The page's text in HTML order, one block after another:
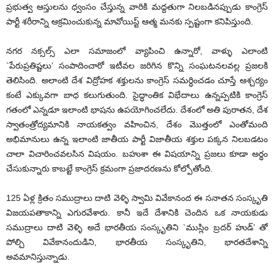
ప్రభుత్వ ఆస్తులను ధ్వంసం చేస్తున్న వారికి మద్దతుగా నిలబడినప్పుడు కాంగ్రెస్
పార్టీ శరీరాన్ని ఆక్రమించుకున్న మావోయిస్ట్ ఆత్మ మనకు స్పష్టంగా కనిపిస్తుంది.
నగర నక్సల్స్ ఎలా సమాజంలో వ్యాపించి ఉన్నారో, వాళ్ళు ఎలాంటి
`పేరుప్రతిష్టలు’ సంపాదించారో ఇటీవల జరిగిన కొన్ని సంఘటనలవల్ల ప్రజలకి
తెలిసింది. అలాంటి దేశ విద్రోహక శక్తులను కాంగ్రెస్ సమర్ధించడం చూస్తే ఆశ్చర్యం
కంటే ఎక్కువగా బాధ కలుగుతుంది. సైద్ధాంతిక విభేదాలు ఉన్నప్పటికి కాంగ్రెస్
గతంలో ఎన్నడూ ఇలాంటి భాషను ఉపయోగించలేదు. దేశంలో అతి పురాతన, దేశ
స్వాతంత్రోద్యమానికి నాయకత్వం వహించిన, దేశం మొత్తంలో ఎంతోమంది
అభిమానులు ఉన్న ఇలాంటి జాతీయ పార్టీ విజాతీయ శక్తుల పక్కన నిలబడటం
చాలా విచారించవలసిన విషయం. బహుశా ఈ విషయాన్ని ప్రజలు కూడా అర్ధం
చేసుకున్నారు కాబట్టే కాంగ్రెస్ క్రమంగా ప్రజాదరణను కోల్పోతోంది.
125 ఏళ్ల క్రితం సముద్రాలు దాటి వెళ్ళి స్వామి వివేకానంద ఈ సనాతన సంస్కృతి
విజయపతాకాన్ని ఎగురవేశారు. కానీ ఇదే దేశానికి చెందిన ఒక నాయకుడు
సముద్రాలు దాటి వెళ్ళి అదే భారతీయ సంస్కృతిని `ముస్లిం బ్రదర్ హుడ్’ తో
పోల్చి వివేకానందుడిని, భారతీయ సంస్కృతిని, భారతదేశాన్ని
అవమానిస్తున్నాడు.